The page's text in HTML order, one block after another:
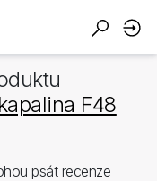
F48
psát recenze